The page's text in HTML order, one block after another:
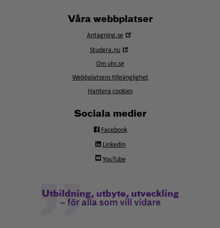
Våra webbplatser
Antagning.se
Studera.nu
fönster
Om uhr.se
Webbplatsens tillgänglighet
Hantera cookies
Sociala medier
Facebook
LinkedIn
YouTube
Utbildning, utbyte, utveckling
– för alla som vill vidare